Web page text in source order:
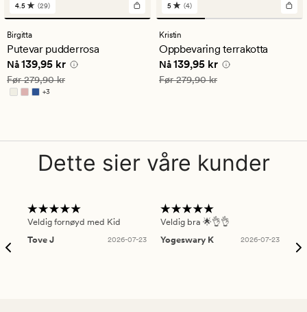
29
anmeldelser
med
en
gjennomsnittlig
vurdering
på
4.5
4.5 (29)
Birgitta
Putevar pudderrosa
Nåværende pris
Nå139,95 kr
Vanlig pris 279,90 kr
Før279,90 kr
+3
Tilgjengelig i flere farger
4
anmeldelser
med
en
gjennomsnittlig
vurdering
på
5
5 (4)
Kristin
Oppbevaring terrakotta
Nåværende pris
Nå139,95 kr
Vanlig pris 279,90 kr
Før279,90 kr
Dette sier våre kunder
Veldig fornøyd med Kid
Tove J
2026-07-23
Veldig bra 🌟👌👌
Yogeswary K
2026-07-23